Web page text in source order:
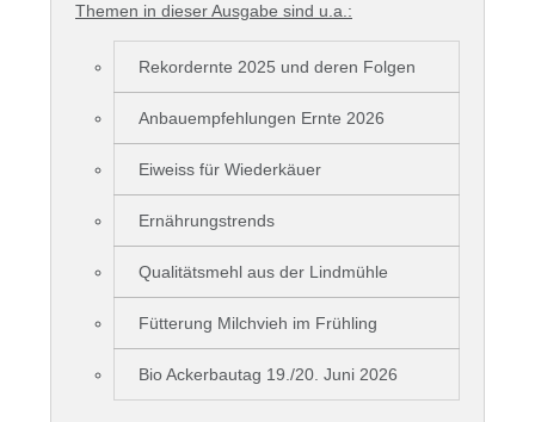
Themen in dieser Ausgabe sind u.a.:
Rekordernte 2025 und deren Folgen
Anbauempfehlungen Ernte 2026
Eiweiss für Wiederkäuer
Ernährungstrends
Qualitätsmehl aus der Lindmühle
Fütterung Milchvieh im Frühling
Bio Ackerbautag 19./20. Juni 2026